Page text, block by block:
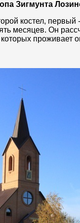
Зигмунта
костел,
месяцев. Он
проживает